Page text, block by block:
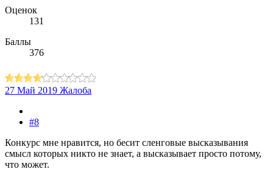
Оценок
131
Баллы
376
27 Май 2019 Жалоба
#8
Конкурс мне нравится, но бесит сленговые высказывания
смысл которых никто не знает, а высказывает просто потому,
что может.